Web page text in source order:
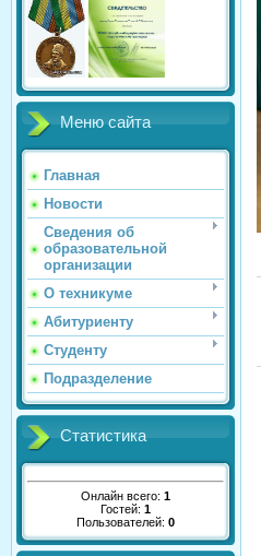
Меню сайта
Главная
Новости
Сведения об
образовательной
организации
О техникуме
Абитуриенту
Студенту
Подразделение
Статистика
Онлайн всего: 1
Гостей: 1
Пользователей: 0